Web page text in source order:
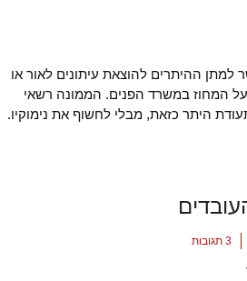
ההיתרים להוצאת עיתונים לאור או
על המחוז במשרד הפנים. הממונה רשאי
היתר כזאת, מבלי לחשוף את נימוקיו.
3 תגובות